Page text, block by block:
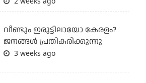
വീണ്ടും ഇരുട്ടിലായോ കേരളം?
ജനങ്ങൾ പ്രതികരിക്കുന്നു
3 weeks ago